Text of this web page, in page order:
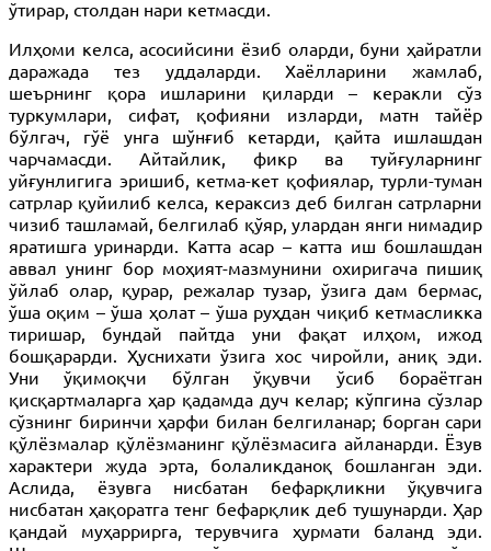
ўтирар, столдан нари кетмасди.
Илҳоми келса, асосийсини ёзиб оларди, буни ҳайратли
даражада тез уддаларди. Хаёлларини жамлаб,
шеърнинг қора ишларини қиларди – керакли сўз
туркумлари, сифат, қофияни изларди, матн тайёр
бўлгач, гўё унга шўнғиб кетарди, қайта ишлашдан
чарчамасди. Айтайлик, фикр ва туйғуларнинг
уйғунлигига эришиб, кетма-кет қофиялар, турли-туман
сатрлар қуйилиб келса, кераксиз деб билган сатрларни
чизиб ташламай, белгилаб қўяр, улардан янги нимадир
яратишга уринарди. Катта асар – катта иш бошлашдан
аввал унинг бор моҳият-мазмунини охиригача пишиқ
ўйлаб олар, қурар, режалар тузар, ўзига дам бермас,
ўша оқим – ўша ҳолат – ўша руҳдан чиқиб кетмасликка
тиришар, бундай пайтда уни фақат илҳом, ижод
бошқарарди. Ҳуснихати ўзига хос чиройли, аниқ эди.
Уни ўқимоқчи бўлган ўқувчи ўсиб бораётган
қисқартмаларга ҳар қадамда дуч келар; кўпгина сўзлар
сўзнинг биринчи ҳарфи билан белгиланар; борган сари
қўлёзмалар қўлёзманинг қўлёзмасига айланарди. Ёзув
характери жуда эрта, болаликданоқ бошланган эди.
Аслида, ёзувга нисбатан бефарқликни ўқувчига
нисбатан ҳақо­ратга тенг бефарқлик деб тушунарди. Ҳар
қандай муҳаррирга, терувчига ҳурмати баланд эди.